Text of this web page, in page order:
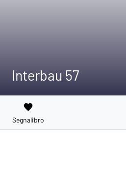
Interbau 57
favorite
Segnalibro